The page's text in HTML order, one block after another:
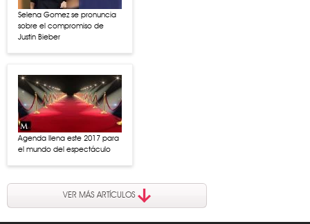
Selena Gomez se pronuncia
sobre el compromiso de
Justin Bieber
Agenda llena este 2017 para
el mundo del espectáculo
VER MÁS ARTÍCULOS